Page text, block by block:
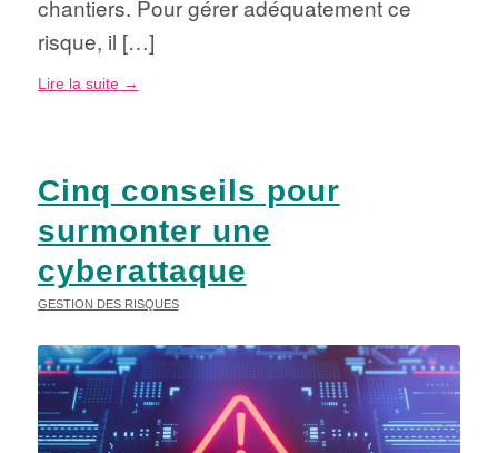
chantiers. Pour gérer adéquatement ce
risque, il […]
Lire la suite→
Cinq conseils pour
surmonter une
cyberattaque
GESTION DES RISQUES